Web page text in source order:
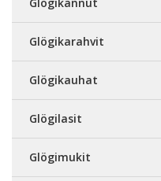
Glögikarahvit
Glögikauhat
Glögilasit
Glögimukit